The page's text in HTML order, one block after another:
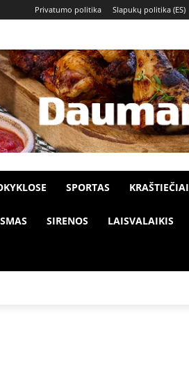
Privatumo politika Slapukų politika (ES)
SPORTAS KRAŠTIEČIAI
SIRENOS LAISVALAIKIS